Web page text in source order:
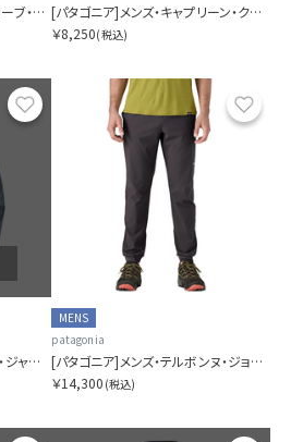
[パタゴニア]メンズ・ロングスリーブ・キャプリーン・クール・トレイル・シャツ（ストラタピークス）
[パタゴニア]メンズ・キャプリーン・クール・トレイル・シャツ（ストラタピークス）
￥8,250(税込)
お気に入り
[パタゴニア]メンズ・フーディニ・ジャケット
MENS
patagonia
[パタゴニア]メンズ・テルボンヌ・ジョガーズ
￥14,300 (税込)